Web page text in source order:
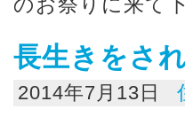
長生きをさ
2014年7月13日